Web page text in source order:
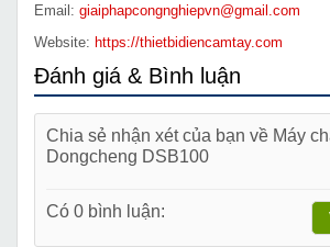
Email: giaiphapcongnghiepvn@gmail.com
Website: https://thietbidiencamtay.com
Đánh giá & Bình luận
Chia sẻ nhận xét của bạn về Máy
Dongcheng DSB100
Có 0 bình luận: